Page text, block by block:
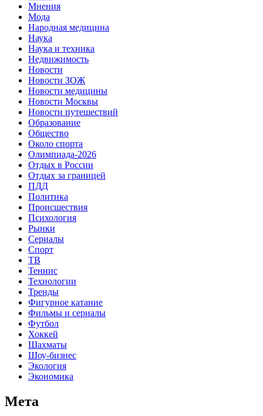
Мнения
Мода
Народная медицина
Наука
Наука и техника
Недвижимость
Новости
Новости ЗОЖ
Новости медицины
Новости Москвы
Новости путешествий
Образование
Общество
Около спорта
Олимпиада-2026
Отдых в России
Отдых за границей
ПДД
Политика
Происшествия
Психология
Рынки
Сериалы
Спорт
ТВ
Теннис
Технологии
Тренды
Фигурное катание
Фильмы и сериалы
Футбол
Хоккей
Шахматы
Шоу-бизнес
Экология
Экономика
Мета